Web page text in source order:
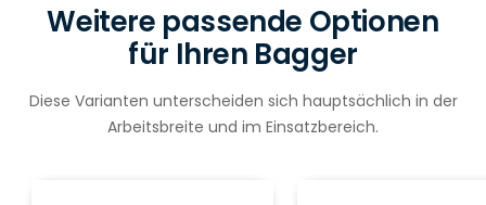
Weitere passende Optionen
für Ihren Bagger
Diese Varianten unterscheiden sich hauptsächlich in der
Arbeitsbreite und im Einsatzbereich.